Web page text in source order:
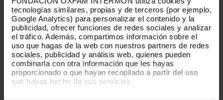
tecnologías similares, propias y de terceros (por ejemplo,
Google Analytics) para personalizar el contenido y la
publicidad, ofrecer funciones de redes sociales y analizar
el tráfico. Además, compartimos información sobre el
uso que hagas de la web con nuestros partners de redes
sociales, publicidad y análisis web, quienes pueden
combinarla con otra información que les hayas
proporcionado o que hayan recopilado a partir del uso
que hayas hecho de sus servicios.
producción agrícola.
Consumo responsable
En España, la organización estima que
326.664 personas adquirieron productos
de comercio justo de la organización ,
reflejando un creciente interés por el